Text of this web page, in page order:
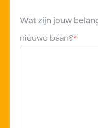
Wat zijn jouw
nieuwe baan?*